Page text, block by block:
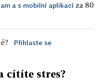
a s mobilní aplikací za 80
Přihlaste se
cítíte stres?